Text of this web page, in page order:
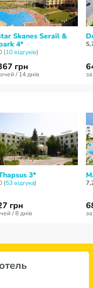
Skanes Serail &
4*
(10 відгуків)
грн
/ 14 днів
3*
(53 відгукa)
грн
/ 8 днів